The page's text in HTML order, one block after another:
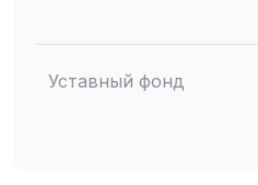
Уставный фонд